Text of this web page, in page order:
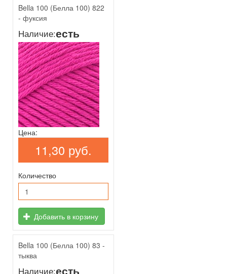
Bella 100 (Белла 100) 822
- фуксия
Наличие:есть
Цена:
11,30 руб.
Количество
Добавить в корзину
Bella 100 (Белла 100) 83 -
тыква
Наличие:есть